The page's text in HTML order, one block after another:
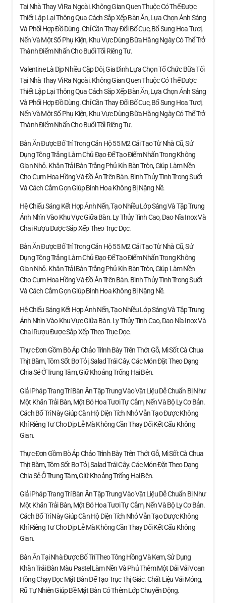
Tại Nhà Thay Vì Ra Ngoài. Không Gian Quen Thuộc Có Thể Được
Thiết Lập Lại Thông Qua Cách Sắp Xếp Bàn Ăn, Lựa Chọn Ánh Sáng
Và Phối Hợp Đồ Dùng. Chỉ Cần Thay Đổi Bố Cục, Bổ Sung Hoa Tươi,
Nến Và Một Số Phụ Kiện, Khu Vực Dùng Bữa Hằng Ngày Có Thể Trở
Thành Điểm Nhấn Cho Buổi Tối Riêng Tư.
Valentine Là Dịp Nhiều Cặp Đôi, Gia Đình Lựa Chọn Tổ Chức Bữa Tối
Tại Nhà Thay Vì Ra Ngoài. Không Gian Quen Thuộc Có Thể Được
Thiết Lập Lại Thông Qua Cách Sắp Xếp Bàn Ăn, Lựa Chọn Ánh Sáng
Và Phối Hợp Đồ Dùng. Chỉ Cần Thay Đổi Bố Cục, Bổ Sung Hoa Tươi,
Nến Và Một Số Phụ Kiện, Khu Vực Dùng Bữa Hằng Ngày Có Thể Trở
Thành Điểm Nhấn Cho Buổi Tối Riêng Tư.
Bàn Ăn Được Bố Trí Trong Căn Hộ 55 M2 Cải Tạo Từ Nhà Cũ, Sử
Dụng Tông Trắng Làm Chủ Đạo Để Tạo Điểm Nhấn Trong Không
Gian Nhỏ. Khăn Trải Bàn Trắng Phủ Kín Bàn Tròn, Giúp Làm Nền
Cho Cụm Hoa Hồng Và Đồ Ăn Trên Bàn. Bình Thủy Tinh Trong Suốt
Và Cách Cắm Gọn Giúp Bình Hoa Không Bị Nặng Nề.
Hệ Chiếu Sáng Kết Hợp Ánh Nến, Tạo Nhiều Lớp Sáng Và Tập Trung
Ánh Nhìn Vào Khu Vực Giữa Bàn. Ly Thủy Tinh Cao, Dao Nĩa Inox Và
Chai Rượu Được Sắp Xếp Theo Trục Dọc.
Bàn Ăn Được Bố Trí Trong Căn Hộ 55 M2 Cải Tạo Từ Nhà Cũ, Sử
Dụng Tông Trắng Làm Chủ Đạo Để Tạo Điểm Nhấn Trong Không
Gian Nhỏ. Khăn Trải Bàn Trắng Phủ Kín Bàn Tròn, Giúp Làm Nền
Cho Cụm Hoa Hồng Và Đồ Ăn Trên Bàn. Bình Thủy Tinh Trong Suốt
Và Cách Cắm Gọn Giúp Bình Hoa Không Bị Nặng Nề.
Hệ Chiếu Sáng Kết Hợp Ánh Nến, Tạo Nhiều Lớp Sáng Và Tập Trung
Ánh Nhìn Vào Khu Vực Giữa Bàn. Ly Thủy Tinh Cao, Dao Nĩa Inox Và
Chai Rượu Được Sắp Xếp Theo Trục Dọc.
Thực Đơn Gồm Bò Áp Chảo Trình Bày Trên Thớt Gỗ, Mì Sốt Cà Chua
Thịt Băm, Tôm Sốt Bơ Tỏi, Salad Trái Cây. Các Món Đặt Theo Dạng
Chia Sẻ Ở Trung Tâm, Giữ Khoảng Trống Hai Bên.
Giải Pháp Trang Trí Bàn Ăn Tập Trung Vào Vật Liệu Dễ Chuẩn Bị Như
Một Khăn Trải Bàn, Một Bó Hoa Tươi Tự Cắm, Nến Và Bộ Ly Cơ Bản.
Cách Bố Trí Này Giúp Căn Hộ Diện Tích Nhỏ Vẫn Tạo Được Không
Khí Riêng Tư Cho Dịp Lễ Mà Không Cần Thay Đổi Kết Cấu Không
Gian.
Thực Đơn Gồm Bò Áp Chảo Trình Bày Trên Thớt Gỗ, Mì Sốt Cà Chua
Thịt Băm, Tôm Sốt Bơ Tỏi, Salad Trái Cây. Các Món Đặt Theo Dạng
Chia Sẻ Ở Trung Tâm, Giữ Khoảng Trống Hai Bên.
Giải Pháp Trang Trí Bàn Ăn Tập Trung Vào Vật Liệu Dễ Chuẩn Bị Như
Một Khăn Trải Bàn, Một Bó Hoa Tươi Tự Cắm, Nến Và Bộ Ly Cơ Bản.
Cách Bố Trí Này Giúp Căn Hộ Diện Tích Nhỏ Vẫn Tạo Được Không
Khí Riêng Tư Cho Dịp Lễ Mà Không Cần Thay Đổi Kết Cấu Không
Gian.
Bàn Ăn Tại Nhà Được Bố Trí Theo Tông Hồng Và Kem, Sử Dụng
Khăn Trải Bàn Màu Pastel Làm Nền Và Phủ Thêm Một Dải Vải Voan
Hồng Chạy Dọc Mặt Bàn Để Tạo Trục Thị Giác. Chất Liệu Vải Mỏng,
Rũ Tự Nhiên Giúp Bề Mặt Bàn Có Thêm Lớp Chuyển Động.